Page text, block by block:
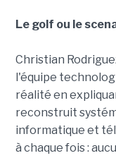
Le golf ou le
Christian
l'équipe
réalité en
reconstruit
informatique et
à chaque fois :